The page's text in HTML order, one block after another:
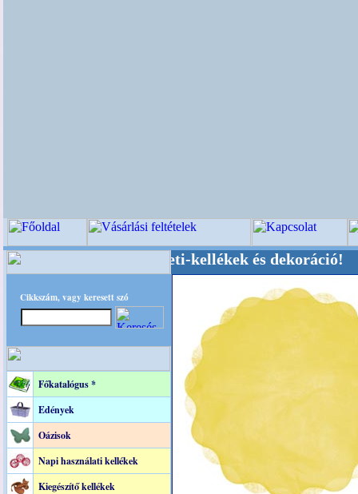
Cikkszám, vagy keresett szó
Főkatalógus *
Edények
Oázisok
Napi használati kellékek
Kiegészítő kellékek
, Kegyeleti-kellékek és dekoráció!